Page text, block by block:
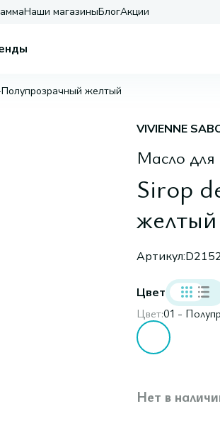
Наши магазиныБлогАкции
желтый
VIVIENNE
Масло для
Sirop
желтый
Артикул:
Цвет
Цвет:01 -
Нет в